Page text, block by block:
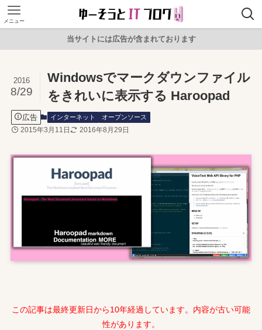
メニュー
当サイトには広告が含まれております
Windowsでマークダウンファイル
をきれいに表示する Haroopad
2016
8/29
広告 インターネット オープンソース
2015年3月11日 2016年8月29日
この記事は最終更新日から10年経過しています。内容が古い可能
性があります。